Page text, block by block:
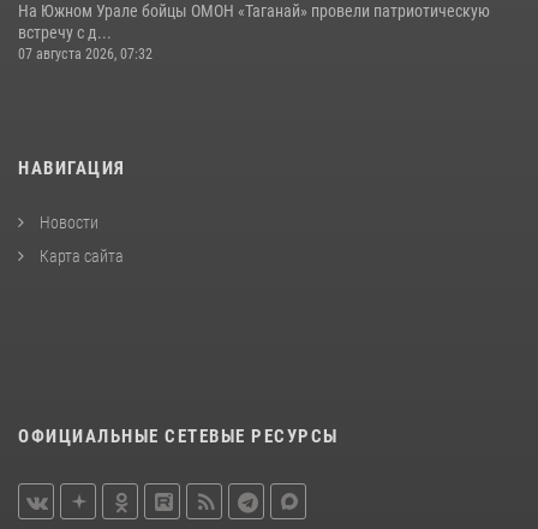
На Южном Урале бойцы ОМОН «Таганай» провели патриотическую
встречу с д...
07 августа 2026, 07:32
НАВИГАЦИЯ
Новости
Карта сайта
ОФИЦИАЛЬНЫЕ СЕТЕВЫЕ РЕСУРСЫ